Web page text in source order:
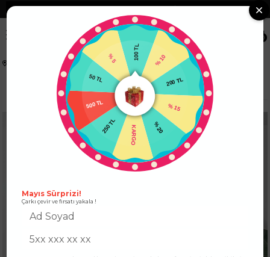
❯
0
ÜST GİYİM ELBİSE
V Yaka Fermuarlı Yırtmaç Detay Desenli Triko Elbise Haki
100 TL
% 10
200 TL
% 15
% 20
KARGO
250 TL
500 TL
50 TL
% 5
Mayıs Sürprizi!
Çarkı çevir ve fırsatı yakala !